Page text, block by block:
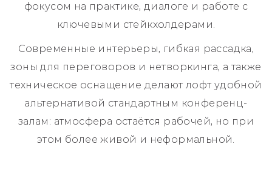
фокусом на практике, диалоге и работе с
ключевыми стейкхолдерами.
Современные интерьеры, гибкая рассадка,
зоны для переговоров и нетворкинга, а также
техническое оснащение делают лофт удобной
альтернативой стандартным конференц-
залам: атмосфера остаётся рабочей, но при
этом более живой и неформальной.